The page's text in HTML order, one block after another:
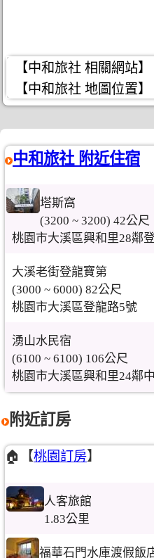
【中和旅社 相關網站】
【中和旅社 地圖位置】
中和旅社 附近住宿
塔斯窩
(3200 ~ 3200) 42公尺
桃園市大溪區興和里28鄰
大溪老街登龍寶第
(3000 ~ 6000) 82公尺
桃園市大溪區登龍路5號
湧山水民宿
(6100 ~ 6100) 106公尺
桃園市大溪區興和里24鄰
附近訂房
🏠【桃園訂房】
人客旅館
1.83公里
福華石門水庫渡假飯